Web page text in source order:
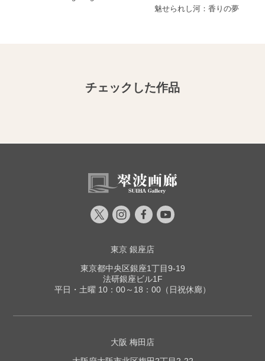
魅せられし河：香りの夢
チェックした作品
東京 銀座店
東京都中央区銀座1丁目9-19
法研銀座ビル1F
平日・土曜 10：00～18：00（日祝休廊）
大阪 梅田店